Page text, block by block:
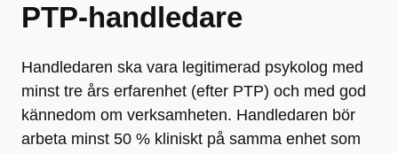
PTP-handledare
Handledaren ska vara legitimerad psykolog med
minst tre års erfarenhet (efter PTP) och med god
kännedom om verksamheten. Handledaren bör
arbeta minst 50 % kliniskt på samma enhet som